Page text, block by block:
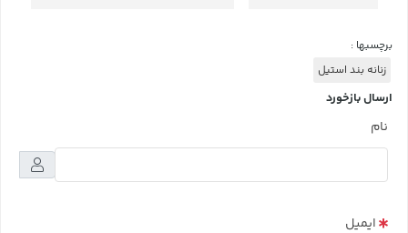
برچسبها :
زنانه بند استیل
ارسال بازخورد
نام
ایمیل